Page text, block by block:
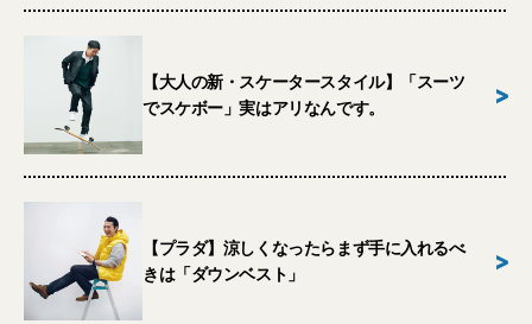
【大人の新・スケータースタイル】「スーツ
でスケボー」実はアリなんです。
>
【プラダ】涼しくなったらまず手に入れるべ
きは「ダウンベスト」
>